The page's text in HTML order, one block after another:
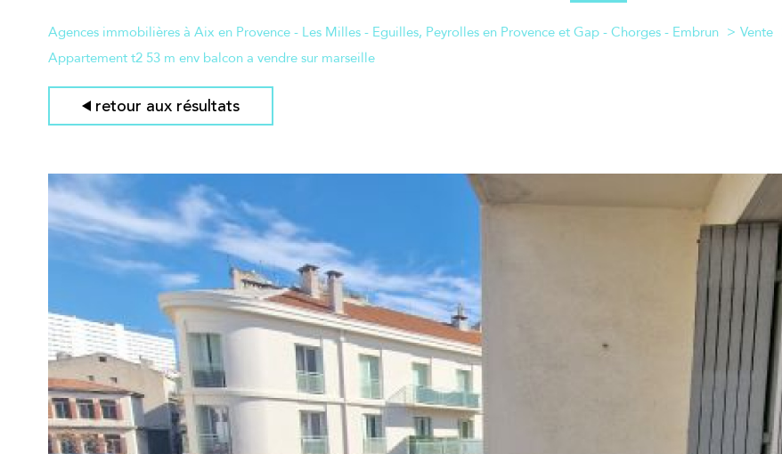
Agences immobilières à Aix en Provence - Les Milles - Eguilles, Peyrolles en Provence et Gap - Chorges - Embrun Vente
Appartement t2 53 m env balcon a vendre sur marseille
retour aux résultats